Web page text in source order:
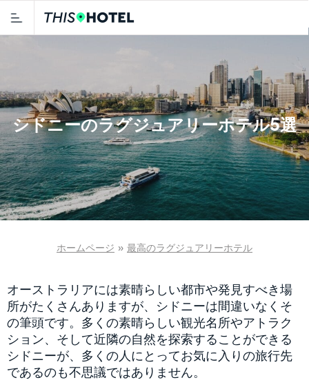
シドニーのラグジュアリーホテル5選
ホームページ » 最高のラグジュアリーホテル
オーストラリアには素晴らしい都市や発見すべき場
所がたくさんありますが、シドニーは間違いなくそ
の筆頭です。多くの素晴らしい観光名所やアトラク
ション、そして近隣の自然を探索することができる
シドニーが、多くの人にとってお気に入りの旅行先
であるのも不思議ではありません。